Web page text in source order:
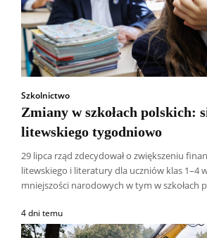
Szkolnictwo
Zmiany w szkołach polskich:
litewskiego tygodniowo
29 lipca rząd zdecydował o zwiększeniu
litewskiego i literatury dla uczniów klas 1–4
mniejszości narodowych w tym w szkołach
4 dni temu